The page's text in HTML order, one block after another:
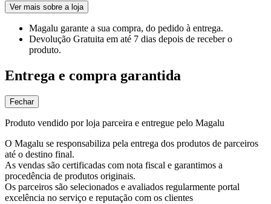
Ver mais sobre a loja
Magalu garante a sua compra, do pedido à entrega.
Devolução Gratuita em até 7 dias depois de receber o
produto.
Entrega e compra garantida
Fechar
Produto vendido por loja parceira e entregue pelo Magalu
O Magalu se responsabiliza pela entrega dos produtos de parceiros
até o destino final.
As vendas são certificadas com nota fiscal e garantimos a
procedência de produtos originais.
Os parceiros são selecionados e avaliados regularmente portal
excelência no serviço e reputação com os clientes